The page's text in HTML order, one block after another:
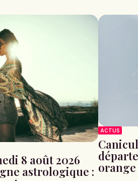
8 août 2026
astrologique :
ACTUS
orange